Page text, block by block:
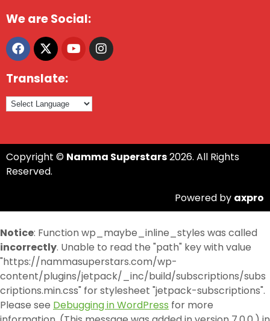
We are Social:
Translate:
Copyright © Namma Superstars2026. All Rights
Reserved.
Powered by axpro
Notice: Function wp_maybe_inline_styles was called
incorrectly. Unable to read the "path" key with value
"https://nammasuperstars.com/wp-
content/plugins/jetpack/_inc/build/subscriptions/subs
criptions.min.css" for stylesheet "jetpack-subscriptions".
Please see Debugging in WordPress for more